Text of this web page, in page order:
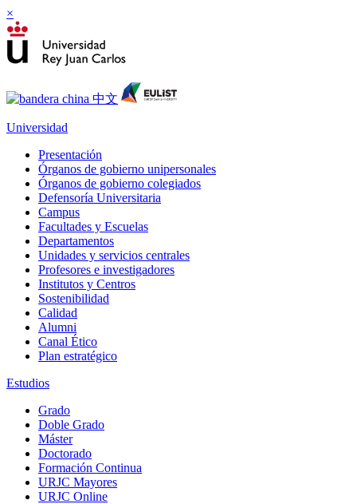
×
Universidad
Presentación
Órganos de gobierno unipersonales
Órganos de gobierno colegiados
Defensoría Universitaria
Campus
Facultades y Escuelas
Departamentos
Unidades y servicios centrales
Profesores e investigadores
Institutos y Centros
Sostenibilidad
Calidad
Alumni
Canal Ético
Plan estratégico
Estudios
Grado
Doble Grado
Máster
Doctorado
Formación Continua
URJC Mayores
URJC Online